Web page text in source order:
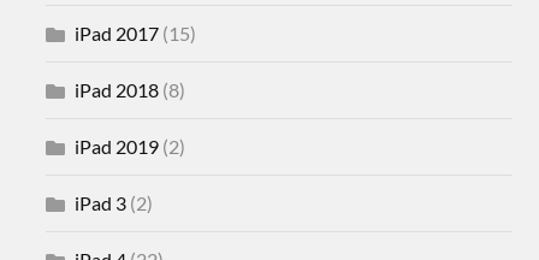
iPad 2017 (15)
iPad 2018 (8)
iPad 2019 (2)
iPad 3 (2)